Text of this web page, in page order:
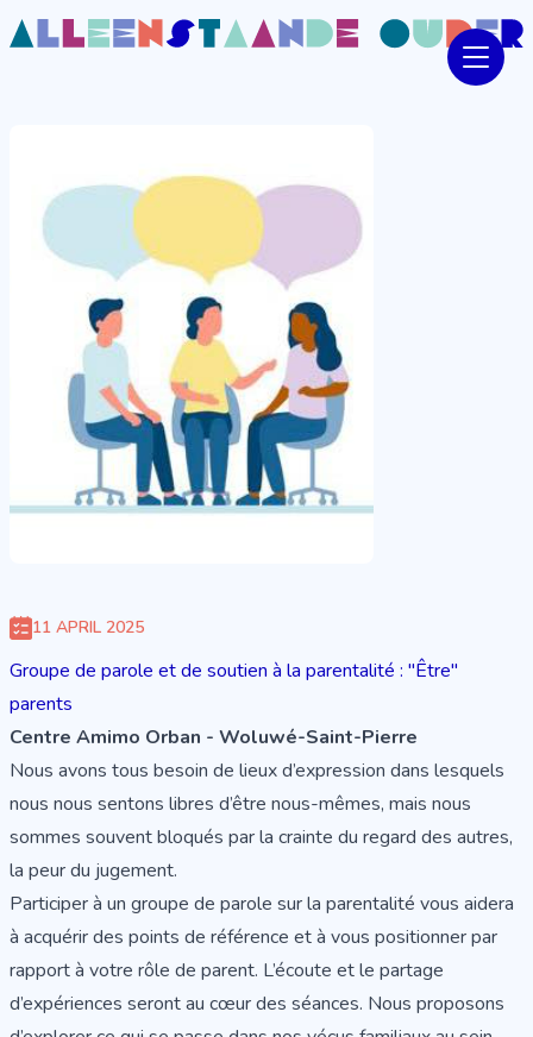
11 APRIL 2025
Groupe de parole et de soutien à la parentalité : "Être"
parents
Centre Amimo Orban - Woluwé-Saint-Pierre
Nous avons tous besoin de lieux d’expression dans lesquels
nous nous sentons libres d’être nous-mêmes, mais nous
sommes souvent bloqués par la crainte du regard des autres,
la peur du jugement.
Participer à un groupe de parole sur la parentalité vous aidera
à acquérir des points de référence et à vous positionner par
rapport à votre rôle de parent. L’écoute et le partage
d’expériences seront au cœur des séances. Nous proposons